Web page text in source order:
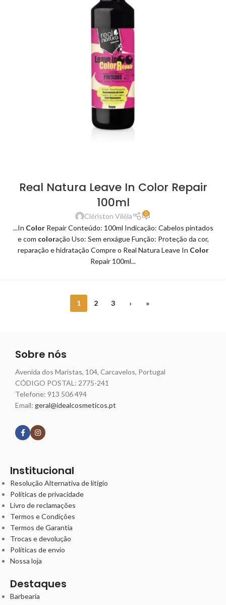
Real Natura Leave In Color Repair
100ml
Clériston Viléla 0
...In ColorRepair Conteúdo: 100ml Indicação: Cabelos pintados
e com coloração Uso: Sem enxágue Função: Proteção da cor,
reparação e hidratação Compre o Real Natura Leave In Color
Repair 100ml...
1 2 3 › »
Sobre nós
Avenida dos Maristas, 104, Carcavelos, Portugal
CÓDIGO POSTAL: 2775-241
Telefone: 913 506 494
Email: geral@idealcosmeticos.pt
Institucional
Resolução Alternativa de litígio
Políticas de privacidade
Livro de reclamações
Termos e Condições
Termos de Garantia
Trocas e devolução
Políticas de envio
Nossa loja
Destaques
Barbearia